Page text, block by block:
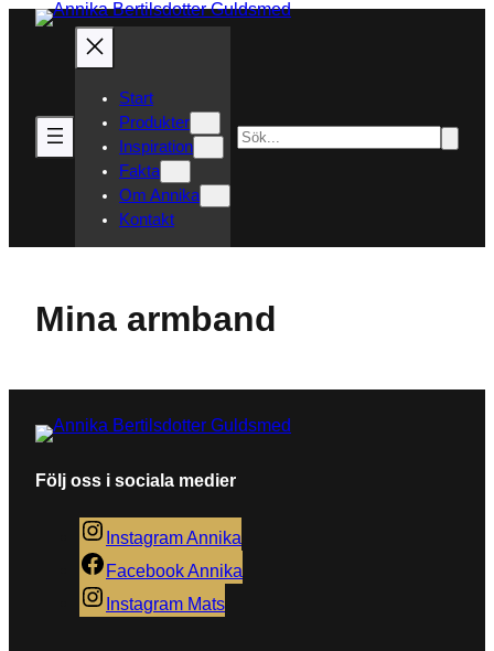
Hoppa
Start
Produkter
Inspiration
Fakta
Om Annika
Kontakt
Sök
Mina armband
Följ oss i sociala medier
Instagram Annika
Facebook Annika
Instagram Mats